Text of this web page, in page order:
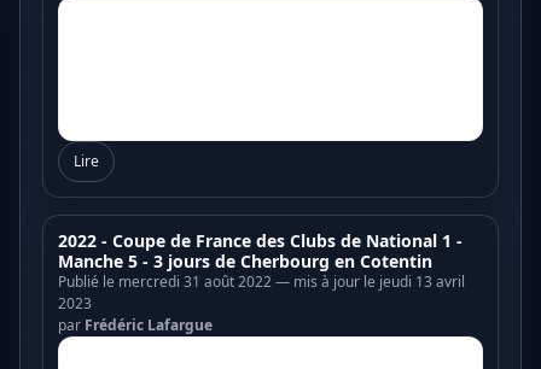
Lire
2022 - Coupe de France des Clubs de National 1 -
Manche 5 - 3 jours de Cherbourg en Cotentin
Publié le mercredi 31 août 2022 — mis à jour le jeudi 13 avril
2023
par Frédéric Lafargue